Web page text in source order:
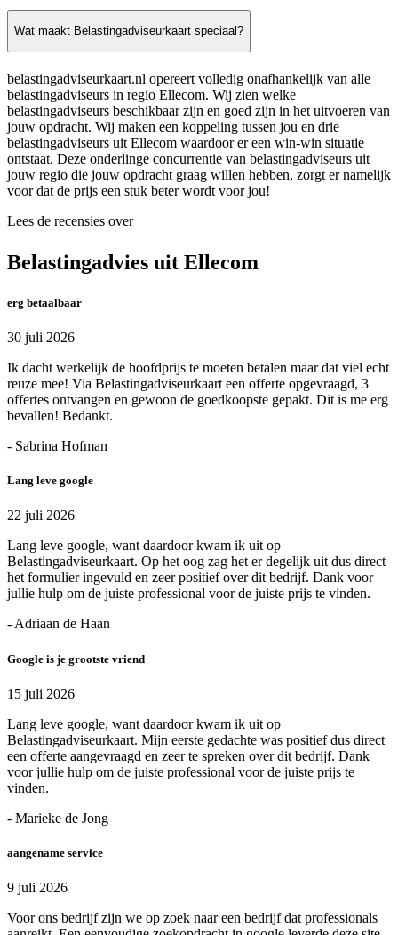
Wat maakt Belastingadviseurkaart speciaal?
belastingadviseurkaart.nl opereert volledig onafhankelijk van alle
belastingadviseurs in regio Ellecom. Wij zien welke
belastingadviseurs beschikbaar zijn en goed zijn in het uitvoeren van
jouw opdracht. Wij maken een koppeling tussen jou en drie
belastingadviseurs uit Ellecom waardoor er een win-win situatie
ontstaat. Deze onderlinge concurrentie van belastingadviseurs uit
jouw regio die jouw opdracht graag willen hebben, zorgt er namelijk
voor dat de prijs een stuk beter wordt voor jou!
Lees de recensies over
Belastingadvies uit Ellecom
erg betaalbaar
30 juli 2026
Ik dacht werkelijk de hoofdprijs te moeten betalen maar dat viel echt
reuze mee! Via Belastingadviseurkaart een offerte opgevraagd, 3
offertes ontvangen en gewoon de goedkoopste gepakt. Dit is me erg
bevallen! Bedankt.
- Sabrina Hofman
Lang leve google
22 juli 2026
Lang leve google, want daardoor kwam ik uit op
Belastingadviseurkaart. Op het oog zag het er degelijk uit dus direct
het formulier ingevuld en zeer positief over dit bedrijf. Dank voor
jullie hulp om de juiste professional voor de juiste prijs te vinden.
- Adriaan de Haan
Google is je grootste vriend
15 juli 2026
Lang leve google, want daardoor kwam ik uit op
Belastingadviseurkaart. Mijn eerste gedachte was positief dus direct
een offerte aangevraagd en zeer te spreken over dit bedrijf. Dank
voor jullie hulp om de juiste professional voor de juiste prijs te
vinden.
- Marieke de Jong
aangename service
9 juli 2026
Voor ons bedrijf zijn we op zoek naar een bedrijf dat professionals